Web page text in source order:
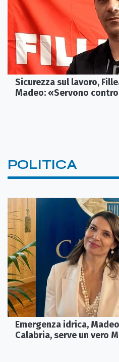
Sicurezza sul lavoro,
Madeo: «Servono
POLITICA
Emergenza idrica,
Calabria, serve un vero